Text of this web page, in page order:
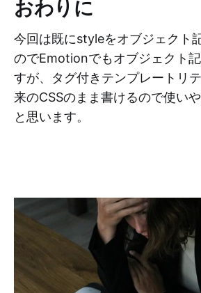
おわりに
今回は既にstyleをオブジェクト
のでEmotionでもオブジェクト
すが、タグ付きテンプレートリ
来のCSSのまま書けるので使い
と思います。